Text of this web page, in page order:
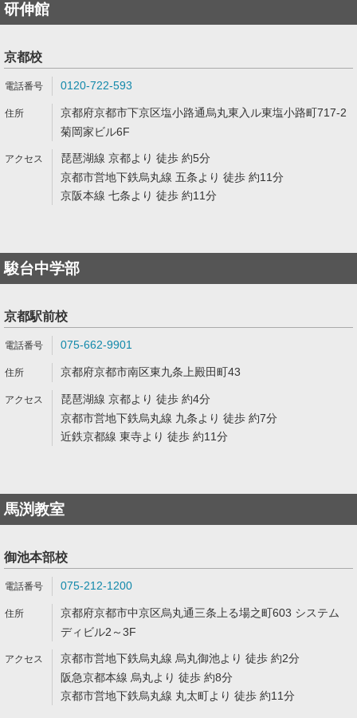
研伸館
京都校
0120-722-593
京都府京都市下京区塩小路通烏丸東入ル東塩小路町717-2
菊岡家ビル6F
琵琶湖線 京都より 徒歩 約5分
京都市営地下鉄烏丸線 五条より 徒歩 約11分
京阪本線 七条より 徒歩 約11分
駿台中学部
京都駅前校
075-662-9901
京都府京都市南区東九条上殿田町43
琵琶湖線 京都より 徒歩 約4分
京都市営地下鉄烏丸線 九条より 徒歩 約7分
近鉄京都線 東寺より 徒歩 約11分
馬渕教室
御池本部校
075-212-1200
京都府京都市中京区烏丸通三条上る場之町603 システム
ディビル2～3F
京都市営地下鉄烏丸線 烏丸御池より 徒歩 約2分
阪急京都本線 烏丸より 徒歩 約8分
京都市営地下鉄烏丸線 丸太町より 徒歩 約11分